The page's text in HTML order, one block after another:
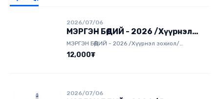
МЭРГЭН БӨӨДИЙ - 2026 /Хүүрнэл
зохиол/
2026/07/06
МЭРГЭН БӨӨДИЙ - 2026 /Хүүрнэл зохиол/
"МЭРГЭН БӨӨДИЙ” хүүхдийн зохиолын улсын
тэмдэглэн өнгөрүүлэхээр шийдвэрлэсэнтэй
12,000₮
2026/07/06